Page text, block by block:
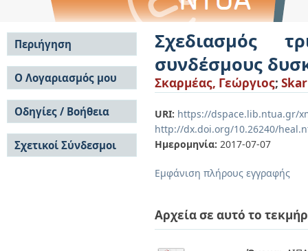
Σχεδιασμός
συνδέσμους
Σκαρμέας, Γεώργιος;
URI: https://dspace.lib.ntua.gr/
http://dx.doi.org/10.26240/
Ημερομηνία: 2017-07-07
Εμφάνιση πλήρους εγγραφής
Αρχεία σε αυτό το
Περιήγηση
Σε όλο το DSpace
Κοινότητες & Συλλογές
Ανά Ημερομηνία
Έκδοσης
Συγγραφείς
Τίτλοι
Θέματα
Ο Λογαριασμός μου
Σύνδεση
Εγγραφή
Οδηγίες / Βοήθεια
Οδηγίες Υποβολής
Οδηγίες Χρήσης ΙΑ
Συχνές Ερωτήσεις
Σχετικοί Σύνδεσμοι